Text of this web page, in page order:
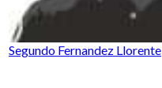
Segundo Fernandez Llorente